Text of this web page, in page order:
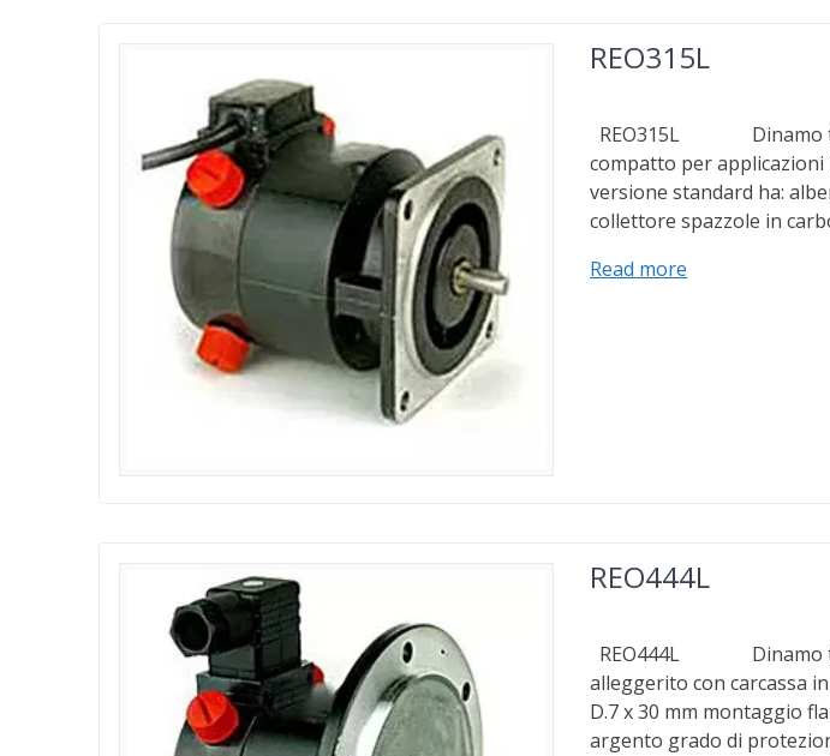
REO315L
REO315L Dinamo
compatto per
versione standard ha:
collettore spazzole in
Read more
REO444L
REO444L Dinamo
alleggerito con carcassa
D.7 x 30 mm montaggio
argento grado di